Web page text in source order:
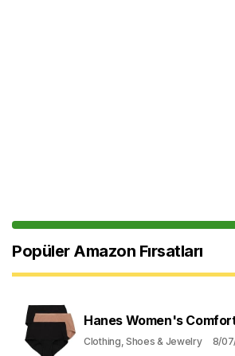
Popüler Amazon Fırsatları
Hanes Women's
Clothing, Shoes & Jewelry 8/